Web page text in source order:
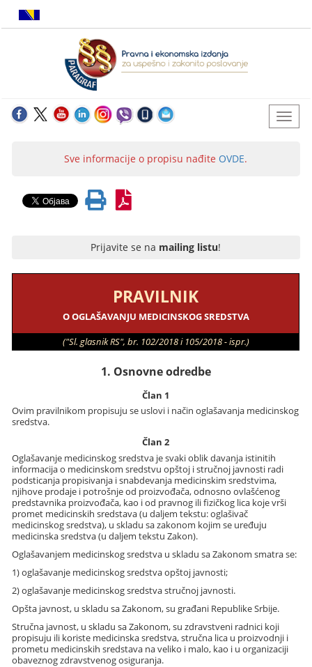
Sve informacije o propisu nađite OVDE.
Prijavite se na mailing listu!
PRAVILNIK
O OGLAŠAVANJU MEDICINSKOG SREDSTVA
("Sl. glasnik RS", br. 102/2018 i 105/2018 - ispr.)
1. Osnovne odredbe
Član 1
Ovim pravilnikom propisuju se uslovi i način oglašavanja medicinskog
sredstva.
Član 2
Oglašavanje medicinskog sredstva je svaki oblik davanja istinitih
informacija o medicinskom sredstvu opštoj i stručnoj javnosti radi
podsticanja propisivanja i snabdevanja medicinskim sredstvima,
njihove prodaje i potrošnje od proizvođača, odnosno ovlašćenog
predstavnika proizvođača, kao i od pravnog ili fizičkog lica koje vrši
promet medicinskih sredstava (u daljem tekstu: oglašivač
medicinskog sredstva), u skladu sa zakonom kojim se uređuju
medicinska sredstva (u daljem tekstu Zakon).
Oglašavanjem medicinskog sredstva u skladu sa Zakonom smatra se:
1) oglašavanje medicinskog sredstva opštoj javnosti;
2) oglašavanje medicinskog sredstva stručnoj javnosti.
Opšta javnost, u skladu sa Zakonom, su građani Republike Srbije.
Stručna javnost, u skladu sa Zakonom, su zdravstveni radnici koji
propisuju ili koriste medicinska sredstva, stručna lica u proizvodnji i
prometu medicinskih sredstava na veliko i malo, kao i u organizaciji
obaveznog zdravstvenog osiguranja.